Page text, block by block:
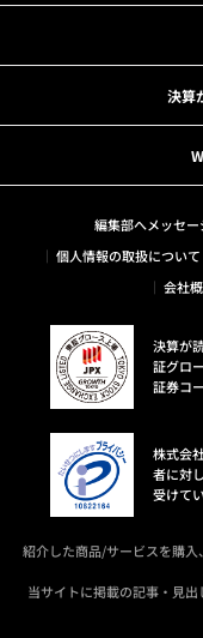
決算
編集部へメッセー
個人情報の取扱について
会社
決算が
証グロ
証券コ
株式会
者に対
受けて
紹介した商品/サービスを購
当サイトに掲載の記事・見